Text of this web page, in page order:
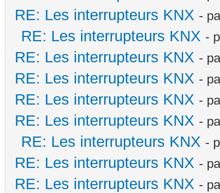
RE: Les interrupteurs KNX -
RE: Les interrupteurs KNX -
RE: Les interrupteurs KNX -
RE: Les interrupteurs KNX -
RE: Les interrupteurs KNX -
RE: Les interrupteurs KNX -
RE: Les interrupteurs KNX -
RE: Les interrupteurs KNX -
RE: Les interrupteurs KNX -